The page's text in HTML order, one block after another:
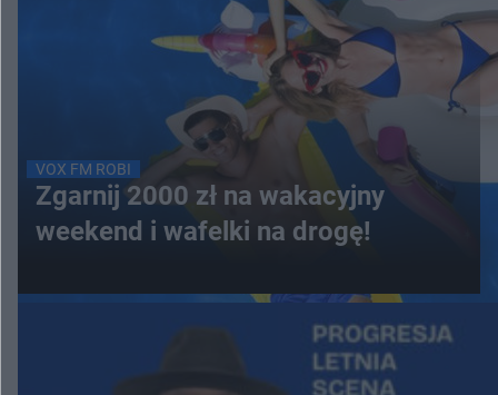
VOX FM ROBI
Zgarnij 2000 zł na wakacyjny
weekend i wafelki na drogę!